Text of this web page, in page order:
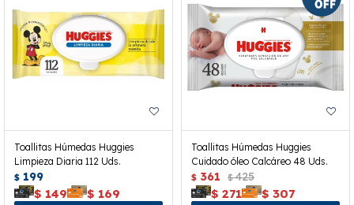
Toallitas Húmedas Huggies
Limpieza Diaria 112 Uds.
$ 199
$ 149 $ 169
Toallitas Húmedas Huggies
Cuidado óleo Calcáreo 48 Uds.
$ 361 $ 425
$ 271 $ 307